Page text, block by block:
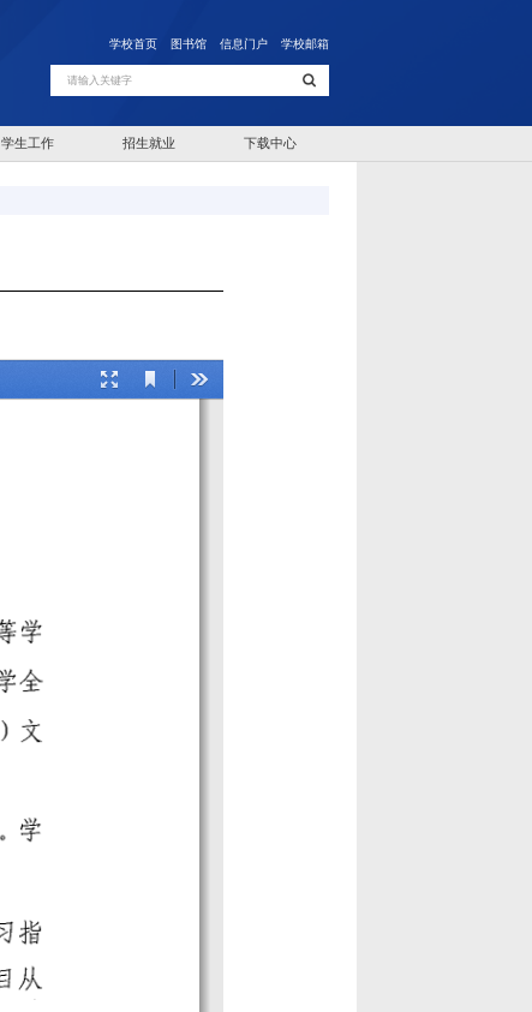
学校首页 图书馆 信息门户 学校邮箱
学生工作 招生就业 下载中心